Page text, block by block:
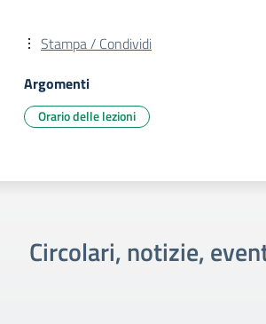
Stampa / Condividi
Argomenti
Orario delle lezioni
Circolari, notizie,